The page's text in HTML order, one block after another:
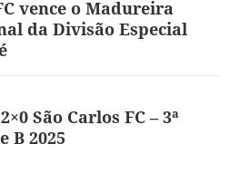
vence o Madureira
da Divisão Especial
São Carlos FC – 3ª
B 2025